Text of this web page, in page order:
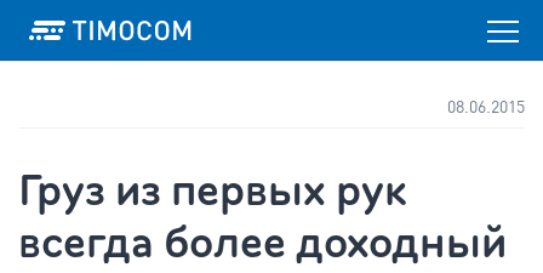
08.06.2015
Груз из первых рук
всегда более доходный